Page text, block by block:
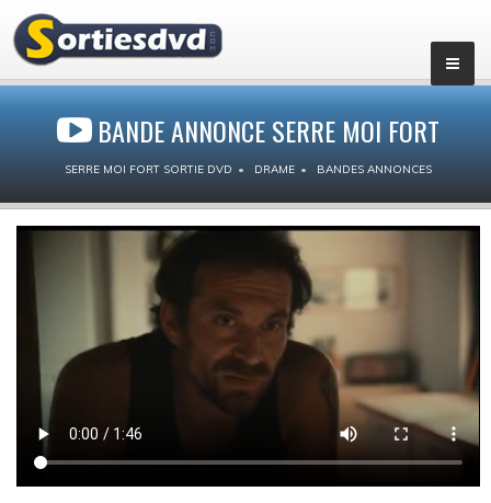
BANDE ANNONCE SERRE MOI FORT
SERRE MOI FORT SORTIE DVD DRAME BANDES ANNONCES